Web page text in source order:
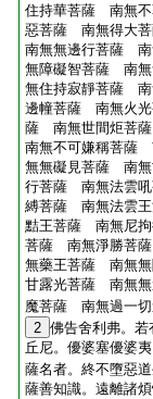
住持華菩薩 南無
惡菩薩 南無得大
南無無邊行菩薩
無障礙智菩薩 南
無住持寂靜菩薩
邊幢菩薩 南無火
薩 南無世間炬菩
南無不可嫌稱菩薩
無無礙見菩薩 南
行菩薩 南無法雲
縛菩薩 南無法雲
黠王菩薩 南無尼
菩薩 南無淨勝菩
無藥王菩薩 南無
甘露光菩薩 南無
魔菩薩 南無過一
2 佛告舍利弗。
丘尼。優婆塞優婆
薩名者。終不墮惡
薩善知識。遠離諸